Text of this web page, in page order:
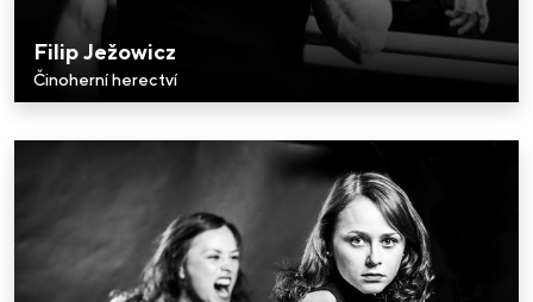
Filip Ježowicz
Činoherní herectví